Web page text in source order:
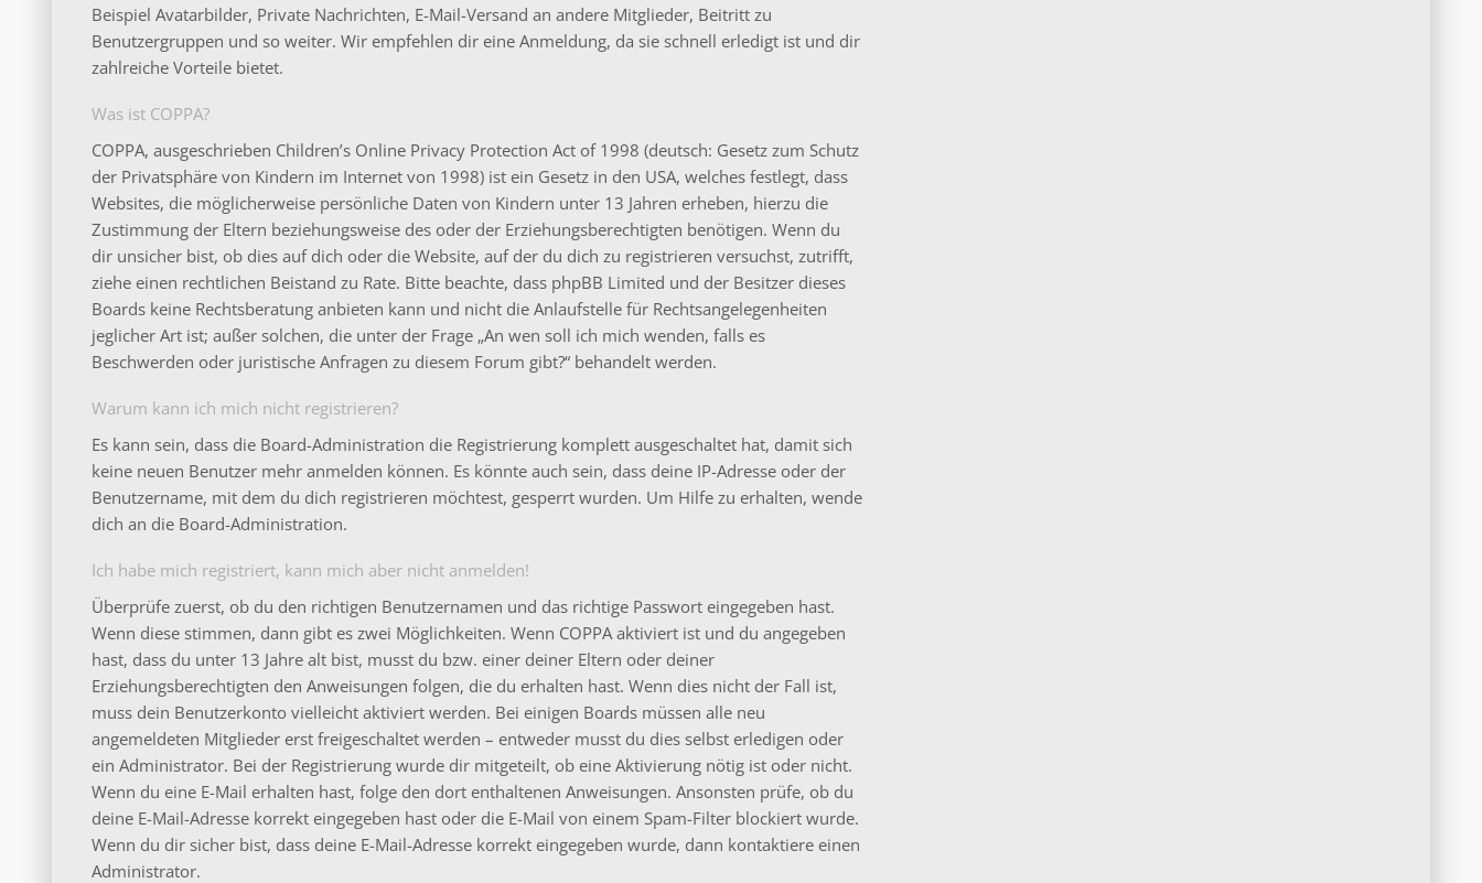
Beispiel Avatarbilder, Private Nachrichten, E-Mail-Versand an andere Mitglieder, Beitritt zu
Benutzergruppen und so weiter. Wir empfehlen dir eine Anmeldung, da sie schnell erledigt ist und dir
zahlreiche Vorteile bietet.
Was ist COPPA?
COPPA, ausgeschrieben Children’s Online Privacy Protection Act of 1998 (deutsch: Gesetz zum Schutz
der Privatsphäre von Kindern im Internet von 1998) ist ein Gesetz in den USA, welches festlegt, dass
Websites, die möglicherweise persönliche Daten von Kindern unter 13 Jahren erheben, hierzu die
Zustimmung der Eltern beziehungsweise des oder der Erziehungsberechtigten benötigen. Wenn du
dir unsicher bist, ob dies auf dich oder die Website, auf der du dich zu registrieren versuchst, zutrifft,
ziehe einen rechtlichen Beistand zu Rate. Bitte beachte, dass phpBB Limited und der Besitzer dieses
Boards keine Rechtsberatung anbieten kann und nicht die Anlaufstelle für Rechtsangelegenheiten
jeglicher Art ist; außer solchen, die unter der Frage „An wen soll ich mich wenden, falls es
Beschwerden oder juristische Anfragen zu diesem Forum gibt?“ behandelt werden.
Warum kann ich mich nicht registrieren?
Es kann sein, dass die Board-Administration die Registrierung komplett ausgeschaltet hat, damit sich
keine neuen Benutzer mehr anmelden können. Es könnte auch sein, dass deine IP-Adresse oder der
Benutzername, mit dem du dich registrieren möchtest, gesperrt wurden. Um Hilfe zu erhalten, wende
dich an die Board-Administration.
Ich habe mich registriert, kann mich aber nicht anmelden!
Überprüfe zuerst, ob du den richtigen Benutzernamen und das richtige Passwort eingegeben hast.
Wenn diese stimmen, dann gibt es zwei Möglichkeiten. Wenn COPPAaktiviert ist und du angegeben
hast, dass du unter 13 Jahre alt bist, musst du bzw. einer deiner Eltern oder deiner
Erziehungsberechtigten den Anweisungen folgen, die du erhalten hast. Wenn dies nicht der Fall ist,
muss dein Benutzerkonto vielleicht aktiviert werden. Bei einigen Boards müssen alle neu
angemeldeten Mitglieder erst freigeschaltet werden – entweder musst du dies selbst erledigen oder
ein Administrator. Bei der Registrierung wurde dir mitgeteilt, ob eine Aktivierung nötig ist oder nicht.
Wenn du eine E-Mail erhalten hast, folge den dort enthaltenen Anweisungen. Ansonsten prüfe, ob du
deine E-Mail-Adresse korrekt eingegeben hast oder die E-Mail von einem Spam-Filter blockiert wurde.
Wenn du dir sicher bist, dass deine E-Mail-Adresse korrekt eingegeben wurde, dann kontaktiere einen
Administrator.